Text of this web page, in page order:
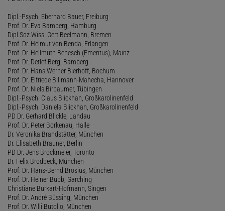
Dipl.-Psych. Eberhard Bauer, Freiburg
Prof. Dr. Eva Bamberg, Hamburg
Dipl.Soz.Wiss. Gert Beelmann, Bremen
Prof. Dr. Helmut von Benda, Erlangen
Prof. Dr. Hellmuth Benesch (Emeritus), Mainz
Prof. Dr. Detlef Berg, Bamberg
Prof. Dr. Hans Werner Bierhoff, Bochum
Prof. Dr. Elfriede Billmann-Mahecha, Hannover
Prof. Dr. Niels Birbaumer, Tübingen
Dipl.-Psych. Claus Blickhan, Großkarolinenfeld
Dipl.-Psych. Daniela Blickhan, Großkarolinenfeld
PD Dr. Gerhard Blickle, Landau
Prof. Dr. Peter Borkenau, Halle
Dr. Veronika Brandstätter, München
Dr. Elisabeth Brauner, Berlin
PD Dr. Jens Brockmeier, Toronto
Dr. Felix Brodbeck, München
Prof. Dr. Hans-Bernd Brosius, München
Prof. Dr. Heiner Bubb, Garching
Christiane Burkart-Hofmann, Singen
Prof. Dr. André Büssing, München
Prof. Dr. Willi Butollo, München